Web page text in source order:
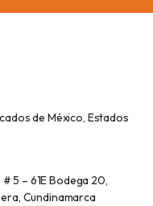
de México, Estados
5 – 61E Bodega 20,
Cundinamarca